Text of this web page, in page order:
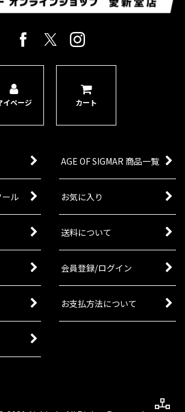
イページ カート
AGE OF SIGMAR 商品一覧
ル お気に入り
送料について
会員登録/ログイン
お支払方法について